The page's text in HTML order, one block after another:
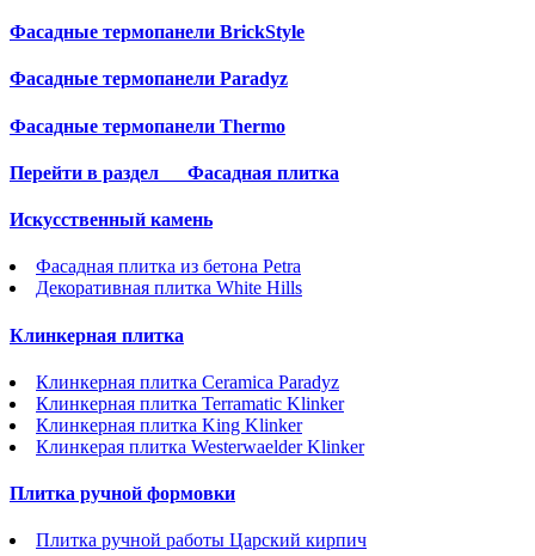
Фасадные термопанели BrickStyle
Фасадные термопанели Paradyz
Фасадные термопанели Thermo
Перейти в раздел Фасадная плитка
Искусственный камень
Фасадная плитка из бетона Petra
Декоративная плитка White Hills
Клинкерная плитка
Клинкерная плитка Ceramica Paradyz
Клинкерная плитка Terramatic Klinker
Клинкерная плитка King Klinker
Клинкерая плитка Westerwaelder Klinker
Плитка ручной формовки
Плитка ручной работы Царский кирпич